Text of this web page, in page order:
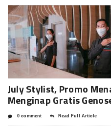
July Stylist, Promo
Menginap Gratis
0 comment Read Full Article